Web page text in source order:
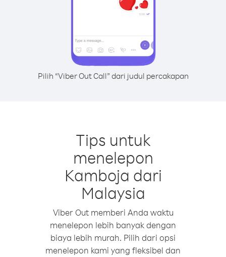
Pilih “Viber Out Call” dari judul percakapan
Tips untuk
menelepon
Kamboja dari
Malaysia
Viber Out memberi Anda waktu
menelepon lebih banyak dengan
biaya lebih murah. Pilih dari opsi
menelepon kami yang fleksibel dan